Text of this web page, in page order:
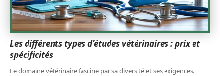
Les différents types d’études vétérinaires : prix et
spécificités
Le domaine vétérinaire fascine par sa diversité et ses exigences.